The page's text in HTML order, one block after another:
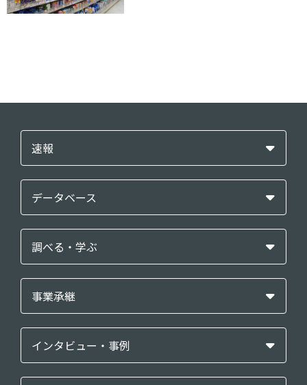
速報
データベース
調べる・学ぶ
事業承継
インタビュー・事例